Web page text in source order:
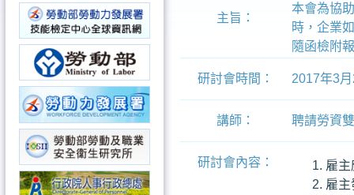
主旨：
本會為協
時，企業
隨函檢附
研討會時間： 2017年3
講師： 聘請勞資
研討會內容：
雇
雇